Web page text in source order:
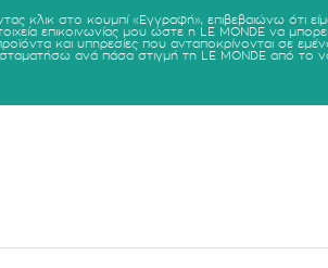
κλικ στο κουμπί «Εγγραφή», επιβεβαιώνω ότι
επικοινωνίας μου ώστε η LE MONDE να
και υπηρεσίες που ανταποκρίνονται σε
σταματήσω ανά πάσα στιγμή τη LE MONDE από το να